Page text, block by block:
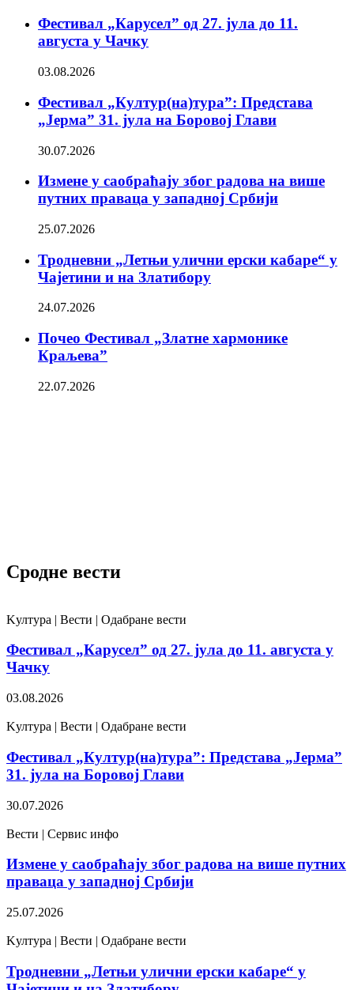
Фестивал „Карусел” од 27. јула до 11.
августа у Чачку
03.08.2026
Фестивал „Култур(на)тура”: Представа
„Јерма” 31. јула на Боровој Глави
30.07.2026
Измене у саобраћају због радова на више
путних праваца у западној Србији
25.07.2026
Тродневни „Летњи улични ерски кабаре“ у
Чајетини и на Златибору
24.07.2026
Почео Фестивал „Златне хармонике
Краљева”
22.07.2026
Сродне вести
Kултура | Вести | Одабране вести
Фестивал „Карусел” од 27. јула до 11. августа у
Чачку
03.08.2026
Kултура | Вести | Одабране вести
Фестивал „Култур(на)тура”: Представа „Јерма”
31. јула на Боровој Глави
30.07.2026
Вести | Сервис инфо
Измене у саобраћају због радова на више путних
праваца у западној Србији
25.07.2026
Kултура | Вести | Одабране вести
Тродневни „Летњи улични ерски кабаре“ у